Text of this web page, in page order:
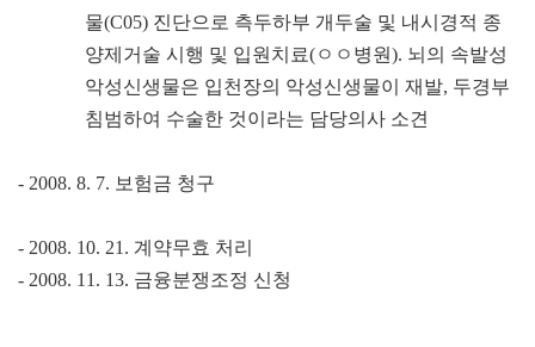
물(C05) 진단으로 측두하부 개두술 및 내시경적 종
양제거술 시행 및 입원치료(ㅇㅇ 병원). 뇌의 속발성
악성신생물은 입천장의 악성신생물이 재발, 두경부
침범하여 수술한 것이라는 담당의사 소견
- 2008. 8. 7. 보험금 청구
- 2008. 10. 21. 계약무효 처리
- 2008. 11. 13. 금융분쟁조정 신청